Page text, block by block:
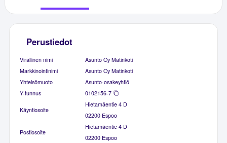
Perustiedot
Virallinen nimi
Asunto Oy Matinkoti
Markkinointinimi
Asunto Oy Matinkoti
Yhteisömuoto
Asunto-osakeyhtiö
Y-tunnus
0102156-7
Käyntiosoite
Hietamäentie 4 D
02200 Espoo
Postiosoite
Hietamäentie 4 D
02200 Espoo